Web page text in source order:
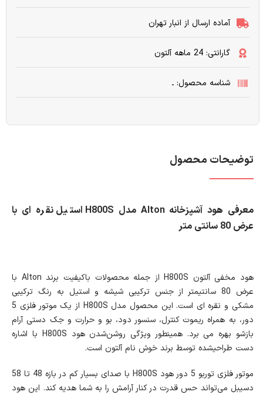
آماده ارسال از انبار تهران
گارانتی: 24 ماهه آلتون
شناسه محصول: ـ
توضیحات محصول
معرفی هود آشپزخانه Alton مدل H800S استیل نقره ای با
عرض 80 سانتی متر
هود مخفی آلتون H800S از جمله محصولات باکیفیت برند Alton با
عرض 80 سانتیمتر از جنس ترکیبی شیشه و استیل به رنگ ترکیبی
مشکی و نقره ای است. این محصول مدل H800S از یک موتور فلزی 5
دور، به همراه ریموت کنترل، سنسور دود، بو و حرارت و جک دستی آرام
بازشو بهره می برد. همینطور ویژگی روشن‌شدن هود H800S با اشاره
دست طراحی‎شده توسط برند خوش نام آلتون است.
موتور فلزی توربو 5 دور هود H800S با صدای بسیار کم در بازه 48 تا 58
دسیبل می‌تواند حس قدرت در کنار آرامش را به شما هدیه کند. این هود